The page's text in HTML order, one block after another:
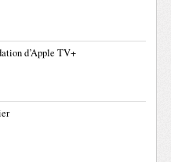
d’Apple TV+